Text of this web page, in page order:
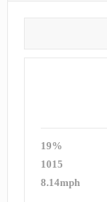
19%